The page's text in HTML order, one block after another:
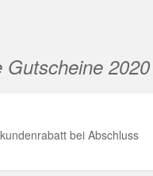
Gutscheine 2020
bei Abschluss